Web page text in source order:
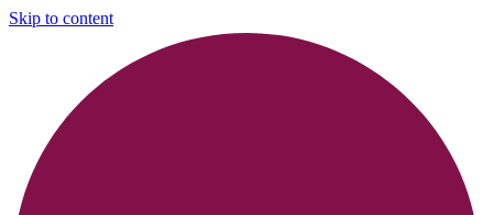
Skip to content